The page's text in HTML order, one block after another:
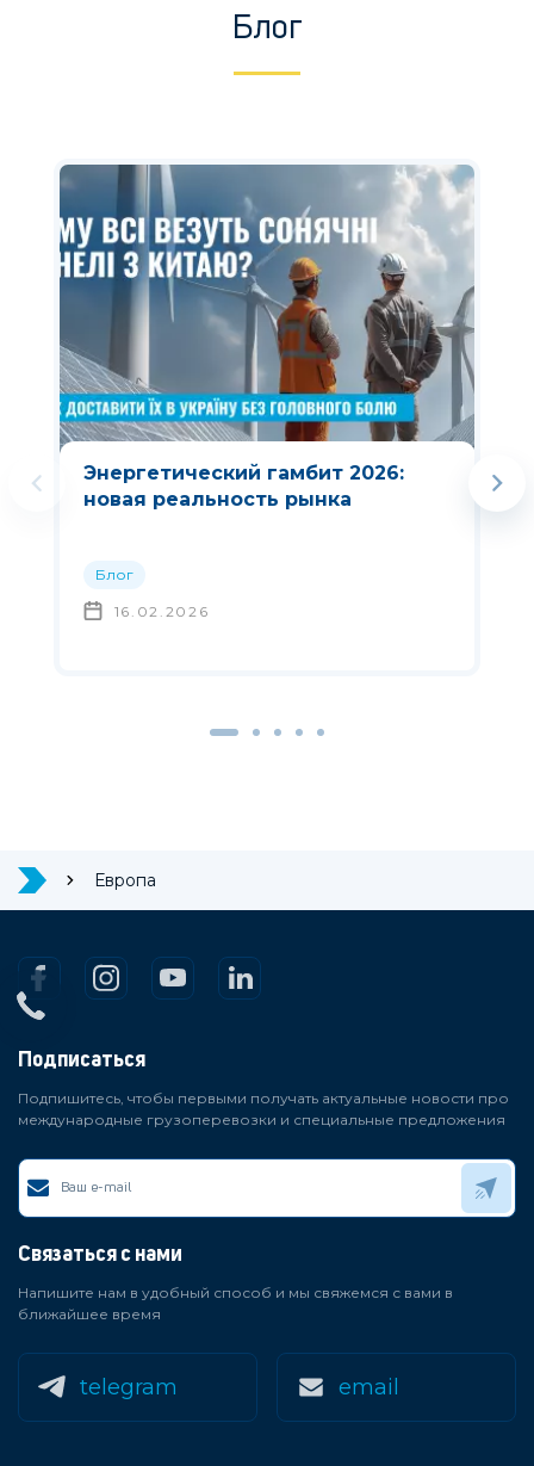
Блог
Энергетический гамбит 2026:
новая реальность рынка
Блог
16.02.2026
Европа
Подписаться
Подпишитесь, чтобы первыми получать актуальные новости про
международные грузоперевозки и специальные предложения
Связаться с нами
Напишите нам в удобный способ и мы свяжемся с вами в
ближайшее время
telegram email